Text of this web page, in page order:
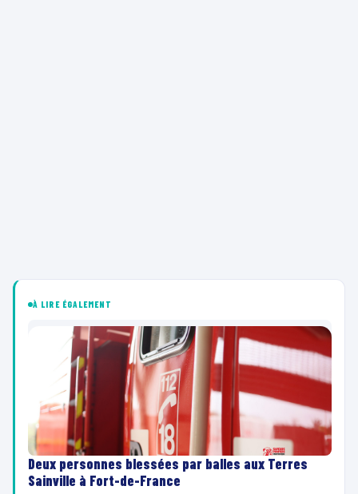
À LIRE ÉGALEMENT
Deux personnes blessées par balles aux Terres
Sainville à Fort-de-France